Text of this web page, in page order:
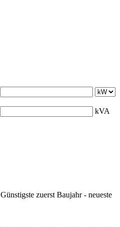
kVA
Günstigste zuerst Baujahr - neueste